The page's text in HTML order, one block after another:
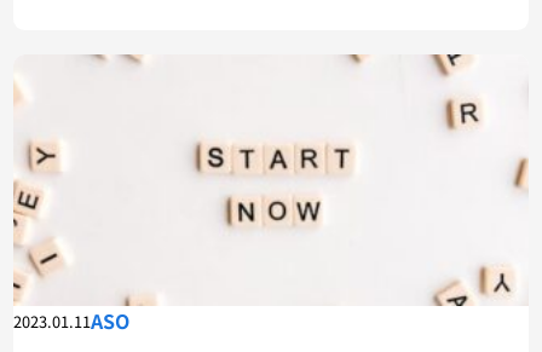
2023.01.11ASO